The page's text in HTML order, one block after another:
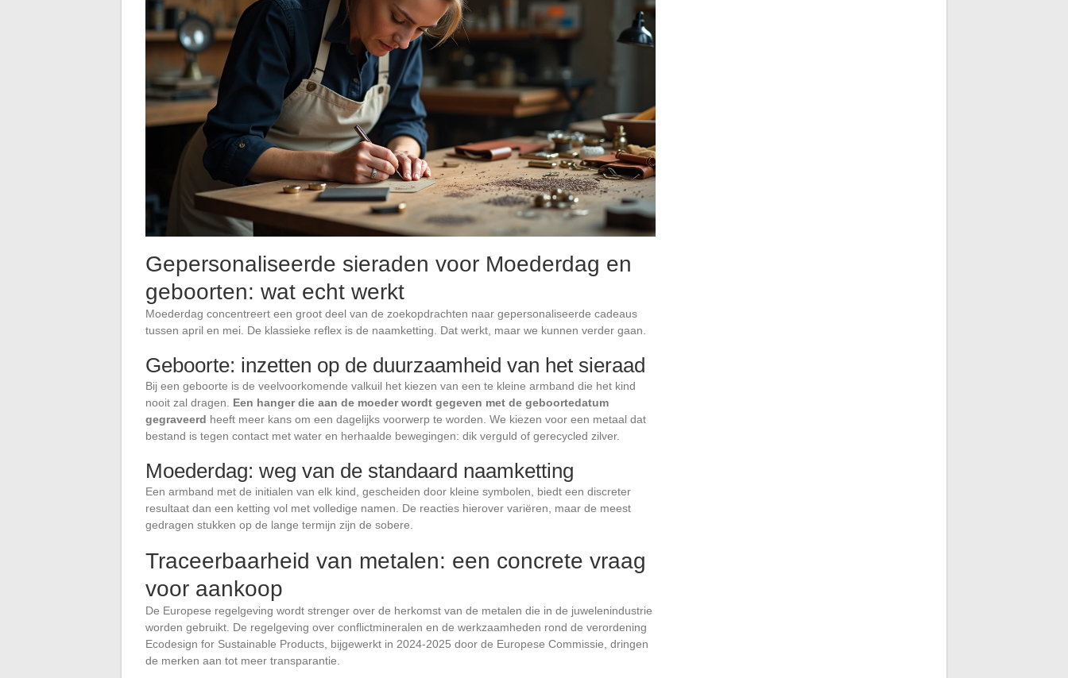
Gepersonaliseerde sieraden voor Moederdag en
geboorten: wat echt werkt
Moederdag concentreert een groot deel van de zoekopdrachten naar gepersonaliseerde cadeaus
tussen april en mei. De klassieke reflex is de naamketting. Dat werkt, maar we kunnen verder gaan.
Geboorte: inzetten op de duurzaamheid van het sieraad
Bij een geboorte is de veelvoorkomende valkuil het kiezen van een te kleine armband die het kind
nooit zal dragen. Een hanger die aan de moeder wordt gegeven met de geboortedatum
gegraveerd heeft meer kans om een dagelijks voorwerp te worden. We kiezen voor een metaal dat
bestand is tegen contact met water en herhaalde bewegingen: dik verguld of gerecycled zilver.
Moederdag: weg van de standaard naamketting
Een armband met de initialen van elk kind, gescheiden door kleine symbolen, biedt een discreter
resultaat dan een ketting vol met volledige namen. De reacties hierover variëren, maar de meest
gedragen stukken op de lange termijn zijn de sobere.
Traceerbaarheid van metalen: een concrete vraag
voor aankoop
De Europese regelgeving wordt strenger over de herkomst van de metalen die in de juwelenindustrie
worden gebruikt. De regelgeving over conflictmineralen en de werkzaamheden rond de verordening
Ecodesign for Sustainable Products, bijgewerkt in 2024-2025 door de Europese Commissie, dringen
de merken aan tot meer transparantie.